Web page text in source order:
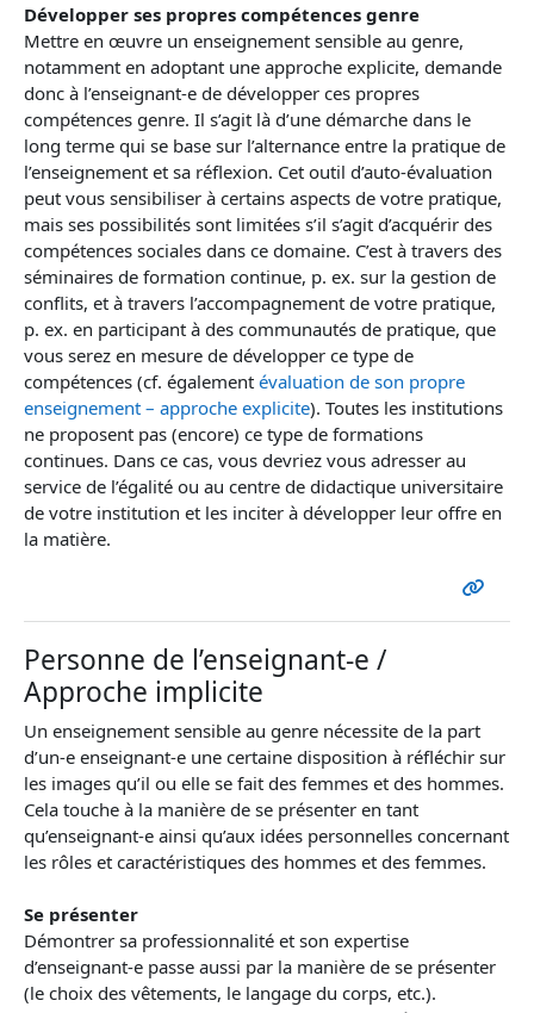
Développer ses propres compétences genre
Mettre en œuvre un enseignement sensible au genre,
notamment en adoptant une approche explicite, demande
donc à l’enseignant-e de développer ces propres
compétences genre. Il s’agit là d’une démarche dans le
long terme qui se base sur l’alternance entre la pratique de
l’enseignement et sa réflexion. Cet outil d’auto-évaluation
peut vous sensibiliser à certains aspects de votre pratique,
mais ses possibilités sont limitées s’il s’agit d’acquérir des
compétences sociales dans ce domaine. C’est à travers des
séminaires de formation continue, p. ex. sur la gestion de
conflits, et à travers l’accompagnement de votre pratique,
p. ex. en participant à des communautés de pratique, que
vous serez en mesure de développer ce type de
compétences (cf. également évaluation de son propre
enseignement – approche explicite). Toutes les institutions
ne proposent pas (encore) ce type de formations
continues. Dans ce cas, vous devriez vous adresser au
service de l’égalité ou au centre de didactique universitaire
de votre institution et les inciter à développer leur offre en
la matière.
Personne de l’enseignant-e /
Approche implicite
Un enseignement sensible au genre nécessite de la part
d’un-e enseignant-e une certaine disposition à réfléchir sur
les images qu’il ou elle se fait des femmes et des hommes.
Cela touche à la manière de se présenter en tant
qu’enseignant-e ainsi qu’aux idées personnelles concernant
les rôles et caractéristiques des hommes et des femmes.
Se présenter
Démontrer sa professionnalité et son expertise
d’enseignant-e passe aussi par la manière de se présenter
(le choix des vêtements, le langage du corps, etc.).